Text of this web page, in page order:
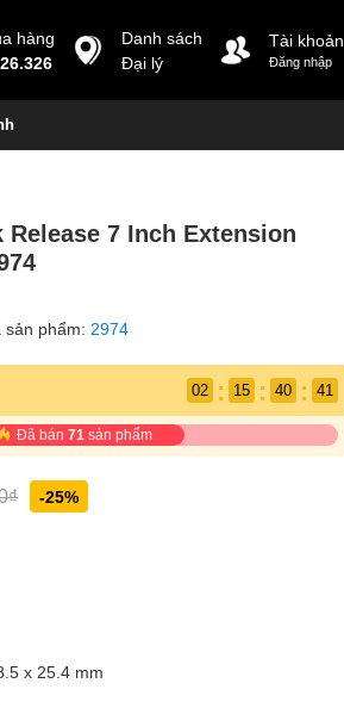
hàng
Danh sách
Đại lý
Tài khoản
Đăng nhập
Release 7 Inch Extension
sản phẩm: 2974
02 : 15 : 40 : 39
Đã bán71 sản phẩm
-25%
x 25.4 mm